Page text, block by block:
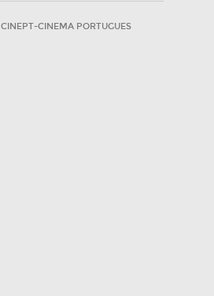
CINEPT-CINEMA PORTUGUES